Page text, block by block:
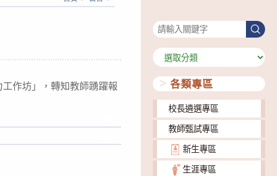
作坊」，轉知教師踴躍報
搜
尋
分
類
各類專區
校長遴選專區
教師甄試專區
新生專區
生涯專區